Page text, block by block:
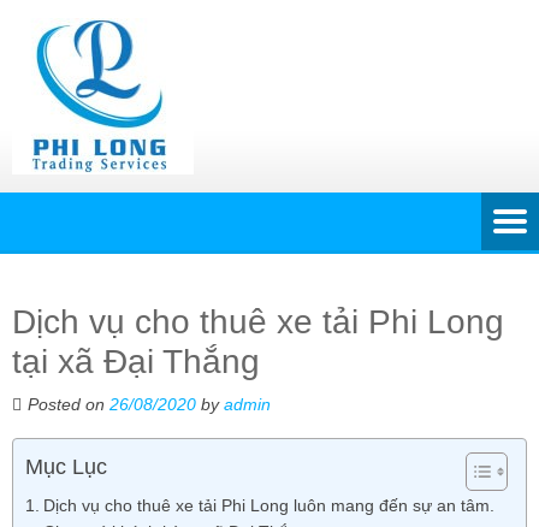
Dịch vụ cho thuê xe tải Phi Long
tại xã Đại Thắng
Posted on 26/08/2020 byadmin
Mục Lục
Dịch vụ cho thuê xe tải Phi Long luôn mang đến sự an tâm.